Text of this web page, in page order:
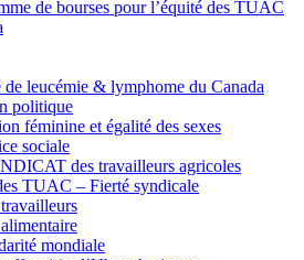
de bourses pour l’équité des TUAC
de leucémie & lymphome du Canada
politique
féminine et égalité des sexes
sociale
des travailleurs agricoles
TUAC – Fierté syndicale
mondiale